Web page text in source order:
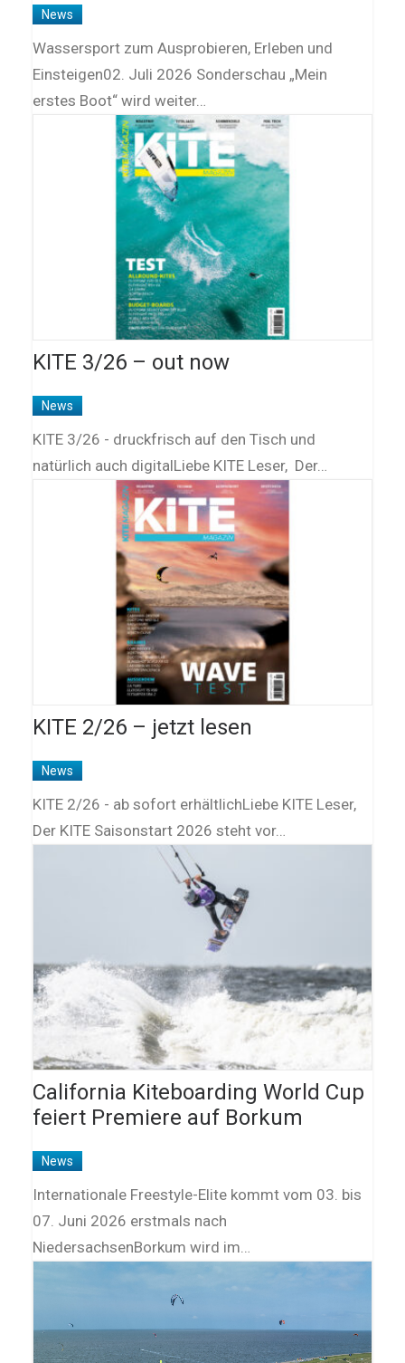
News
Wassersport zum Ausprobieren, Erleben und
Einsteigen02. Juli 2026 Sonderschau „Mein
erstes Boot“ wird weiter…
KITE 3/26 – out now
News
KITE 3/26 - druckfrisch auf den Tisch und
natürlich auch digitalLiebe KITE Leser, Der…
KITE 2/26 – jetzt lesen
News
KITE 2/26 - ab sofort erhältlichLiebe KITE Leser,
Der KITE Saisonstart 2026 steht vor…
California Kiteboarding World Cup
feiert Premiere auf Borkum
News
Internationale Freestyle-Elite kommt vom 03. bis
07. Juni 2026 erstmals nach
NiedersachsenBorkum wird im…